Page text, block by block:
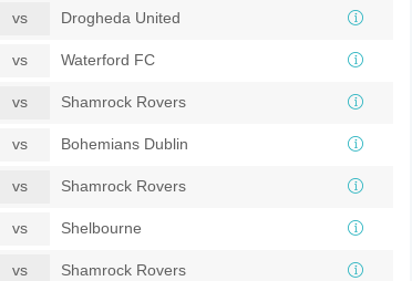
vs Drogheda United
vs Waterford FC
vs Shamrock Rovers
vs Bohemians Dublin
vs Shamrock Rovers
vs Shelbourne
vs Shamrock Rovers